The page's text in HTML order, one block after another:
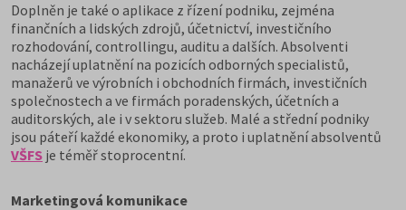
Doplněn je také o aplikace z řízení podniku, zejména
finančních a lidských zdrojů, účetnictví, investičního
rozhodování, controllingu, auditu a dalších. Absolventi
nacházejí uplatnění na pozicích odborných specialistů,
manažerů ve výrobních i obchodních firmách, investičních
společnostech a ve firmách poradenských, účetních a
auditorských, ale i v sektoru služeb. Malé a střední podniky
jsou páteří každé ekonomiky, a proto i uplatnění absolventů
VŠFS je téměř stoprocentní.
Marketingová komunikace